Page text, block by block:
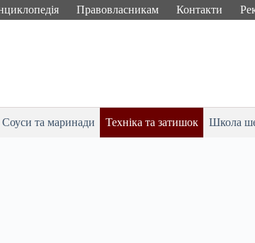
Правовласникам Контакти
Соуси та маринади Техніка та затишок Школа